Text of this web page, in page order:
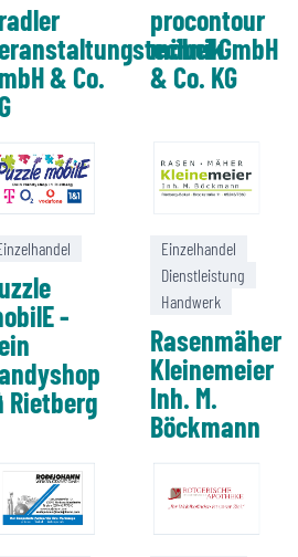
& Co.
procontour
möbel GmbH
& Co. KG
-
Rietberg
Einzelhandel
Dienstleistung
Handwerk
Rasenmäher
Kleinemeier
Inh. M.
Böckmann